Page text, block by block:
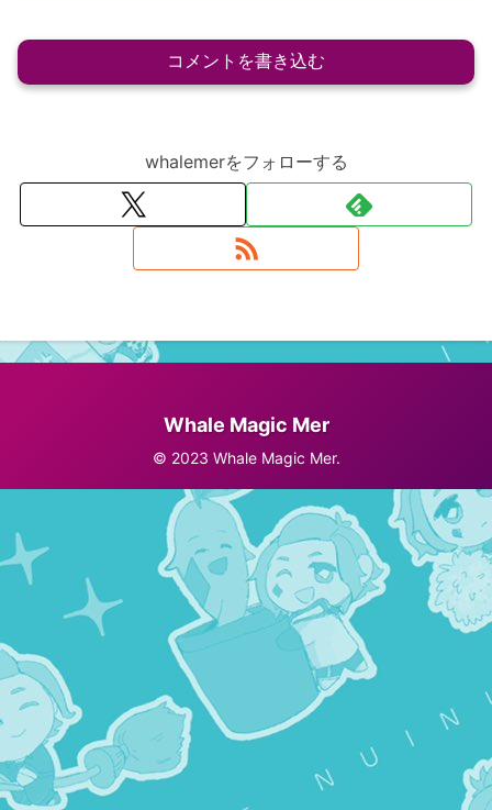
コメントを書き込む
whalemerをフォローする
Whale Magic Mer
© 2023 Whale Magic Mer.